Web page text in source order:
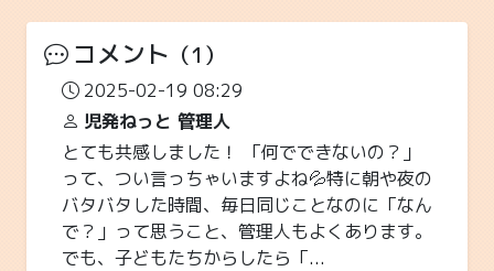
コメント （1）
2025-02-19 08:29
児発ねっと 管理人
とても共感しました！ 「何でできないの？」
って、つい言っちゃいますよね💦特に朝や夜の
バタバタした時間、毎日同じことなのに「なん
で？」って思うこと、管理人もよくあります。
でも、子どもたちからしたら「...